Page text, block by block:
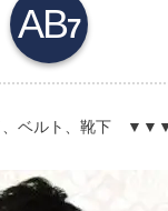
AB7
、ベルト、靴下